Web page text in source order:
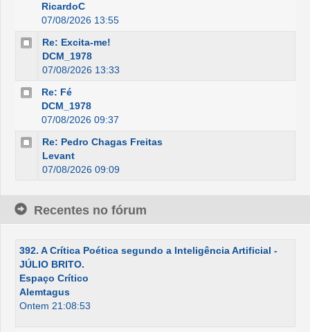
RicardoC
07/08/2026 13:55
Re: Excita-me!
DCM_1978
07/08/2026 13:33
Re: Fé
DCM_1978
07/08/2026 09:37
Re: Pedro Chagas Freitas
Levant
07/08/2026 09:09
Recentes no fórum
392. A Crítica Poética segundo a Inteligência Artificial -
JÚLIO BRITO.
Espaço Crítico
Alemtagus
Ontem 21:08:53